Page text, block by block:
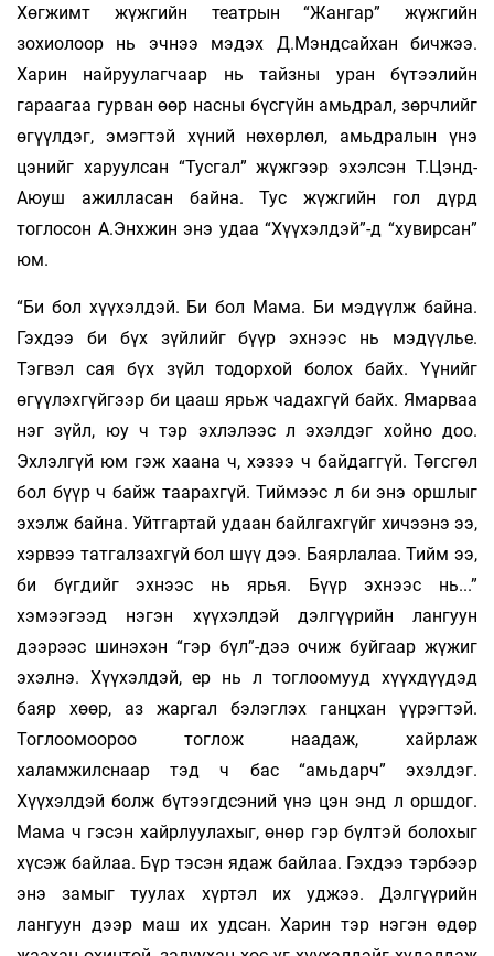
Хөгжимт жүжгийн театрын “Жангар” жүжгийн
зохиолоор нь эчнээ мэдэх Д.Мэндсайхан бичжээ.
Харин найруулагчаар нь тайзны уран бүтээлийн
гараагаа гурван өөр насны бүсгүйн амьдрал, зөрчлийг
өгүүлдэг, эмэгтэй хүний нөхөрлөл, амьдралын үнэ
цэнийг харуулсан “Тусгал” жүжгээр эхэлсэн Т.Цэнд-
Аюуш ажилласан байна. Тус жүжгийн гол дүрд
тоглосон А.Энхжин энэ удаа “Хүүхэлдэй”-д “хувирсан”
юм.
“Би бол хүүхэлдэй. Би бол Мама. Би мэдүүлж байна.
Гэхдээ би бүх зүйлийг бүүр эхнээс нь мэдүүлье.
Тэгвэл сая бүх зүйл тодорхой болох байх. Үүнийг
өгүүлэхгүйгээр би цааш ярьж чадахгүй байх. Ямарваа
нэг зүйл, юу ч тэр эхлэлээс л эхэлдэг хойно доо.
Эхлэлгүй юм гэж хаана ч, хэзээ ч байдаггүй. Төгсгөл
бол бүүр ч байж таарахгүй. Тиймээс л би энэ оршлыг
эхэлж байна. Уйтгартай удаан байлгахгүйг хичээнэ ээ,
хэрвээ татгалзахгүй бол шүү дээ. Баярлалаа. Тийм ээ,
би бүгдийг эхнээс нь ярья. Бүүр эхнээс нь...”
хэмээгээд нэгэн хүүхэлдэй дэлгүүрийн лангуун
дээрээс шинэхэн “гэр бүл”-дээ очиж буйгаар жүжиг
эхэлнэ. Хүүхэлдэй, ер нь л тоглоомууд хүүхдүүдэд
баяр хөөр, аз жаргал бэлэглэх ганцхан үүрэгтэй.
Тоглоомоороо тоглож наадаж, хайрлаж
халамжилснаар тэд ч бас “амьдарч” эхэлдэг.
Хүүхэлдэй болж бүтээгдсэний үнэ цэн энд л оршдог.
Мама ч гэсэн хайрлуулахыг, өнөр гэр бүлтэй болохыг
хүсэж байлаа. Бүр тэсэн ядаж байлаа. Гэхдээ тэрбээр
энэ замыг туулах хүртэл их уджээ. Дэлгүүрийн
лангуун дээр маш их удсан. Харин тэр нэгэн өдөр